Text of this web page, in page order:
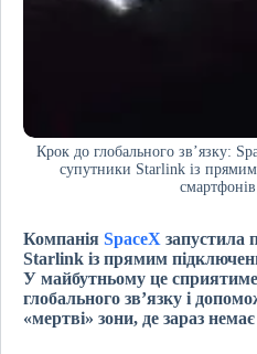
Крок до глобального зв’язку:
супутники Starlink із
смартфонів
Компанія SpaceX запустила
Starlink із прямим
У майбутньому це
глобального звʼязку і
«мертві» зони, де зараз немає